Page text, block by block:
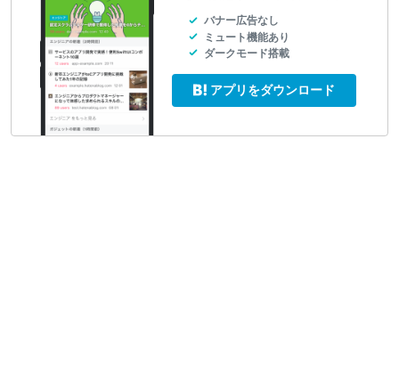
バナー広告なし
ミュート機能あり
ダークモード搭載
アプリをダウンロード